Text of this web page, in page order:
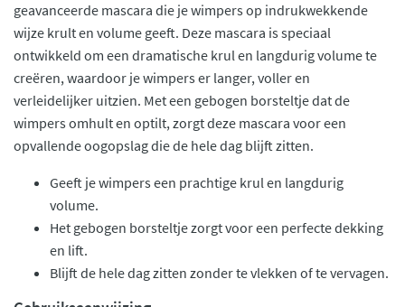
geavanceerde mascara die je wimpers op indrukwekkende
wijze krult en volume geeft. Deze mascara is speciaal
ontwikkeld om een dramatische krul en langdurig volume te
creëren, waardoor je wimpers er langer, voller en
verleidelijker uitzien. Met een gebogen borsteltje dat de
wimpers omhult en optilt, zorgt deze mascara voor een
opvallende oogopslag die de hele dag blijft zitten.
Geeft je wimpers een prachtige krul en langdurig
volume.
Het gebogen borsteltje zorgt voor een perfecte dekking
en lift.
Blijft de hele dag zitten zonder te vlekken of te vervagen.